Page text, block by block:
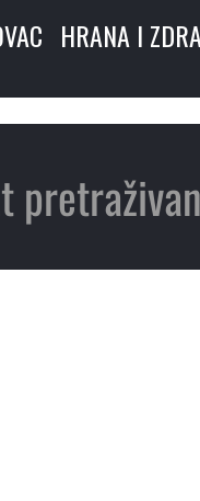
HRANA I